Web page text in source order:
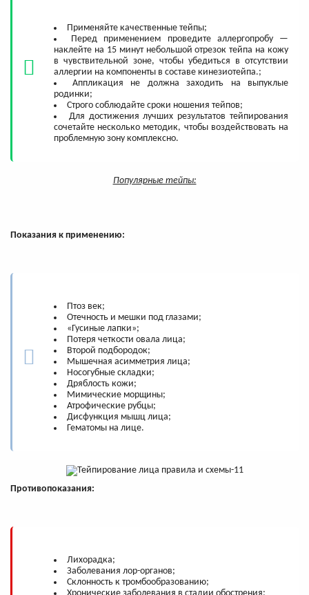
Применяйте качественные тейпы;
Перед применением проведите аллергопробу —
наклейте на 15 минут небольшой отрезок тейпа на кожу
в чувствительной зоне, чтобы убедиться в отсутствии
аллергии на компоненты в составе кинезиотейпа.;
Аппликация не должна заходить на выпуклые
родинки;
Строго соблюдайте сроки ношения тейпов;
Для достижения лучших результатов тейпирования
сочетайте несколько методик, чтобы воздействовать на
проблемную зону комплексно.
Популярные тейпы:
Показания к применению:
Птоз век;
Отечность и мешки под глазами;
«Гусиные лапки»;
Потеря четкости овала лица;
Второй подбородок;
Мышечная асимметрия лица;
Носогубные складки;
Дряблость кожи;
Мимические морщины;
Атрофические рубцы;
Дисфункция мышц лица;
Гематомы на лице.
Противопоказания:
Лихорадка;
Заболевания лор-органов;
Склонность к тромбообразованию;